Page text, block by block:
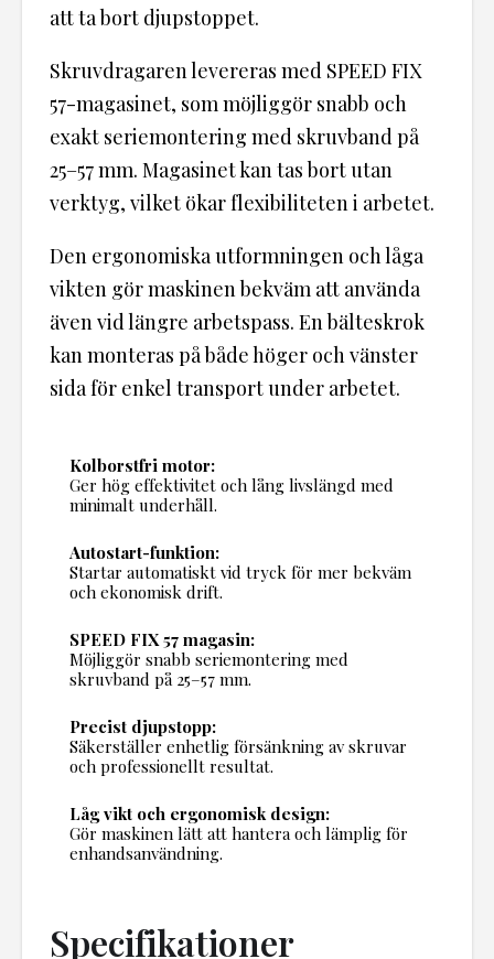
att ta bort djupstoppet.
Skruvdragaren levereras med SPEED FIX
57-magasinet, som möjliggör snabb och
exakt seriemontering med skruvband på
25–57 mm. Magasinet kan tas bort utan
verktyg, vilket ökar flexibiliteten i arbetet.
Den ergonomiska utformningen och låga
vikten gör maskinen bekväm att använda
även vid längre arbetspass. En bälteskrok
kan monteras på både höger och vänster
sida för enkel transport under arbetet.
Kolborstfri motor:
Ger hög effektivitet och lång livslängd med
minimalt underhåll.
Autostart-funktion:
Startar automatiskt vid tryck för mer bekväm
och ekonomisk drift.
SPEED FIX 57 magasin:
Möjliggör snabb seriemontering med
skruvband på 25–57 mm.
Precist djupstopp:
Säkerställer enhetlig försänkning av skruvar
och professionellt resultat.
Låg vikt och ergonomisk design:
Gör maskinen lätt att hantera och lämplig för
enhandsanvändning.
Specifikationer